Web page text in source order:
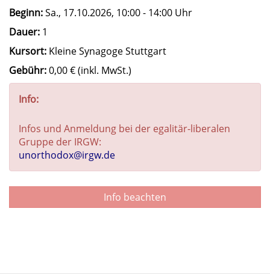
Beginn:Sa., 17.10.2026, 10:00 - 14:00 Uhr
Dauer: 1
Kursort: Kleine Synagoge Stuttgart
Gebühr:0,00 € (inkl. MwSt.)
Info:
Infos und Anmeldung bei der egalitär-liberalen
Gruppe der IRGW:
unorthodox@irgw.de
Info beachten